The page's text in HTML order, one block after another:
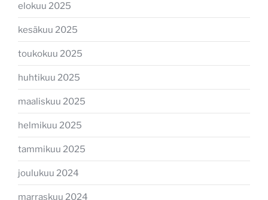
elokuu 2025
kesäkuu 2025
toukokuu 2025
huhtikuu 2025
maaliskuu 2025
helmikuu 2025
tammikuu 2025
joulukuu 2024
marraskuu 2024